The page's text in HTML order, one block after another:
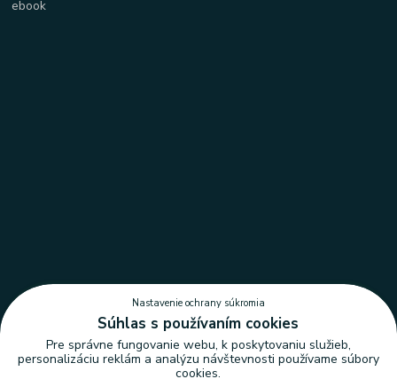
Nastavenie ochrany súkromia
Súhlas s používaním cookies
Pre správne fungovanie webu, k poskytovaniu služieb,
personalizáciu reklám a analýzu návštevnosti používame súbory
cookies.